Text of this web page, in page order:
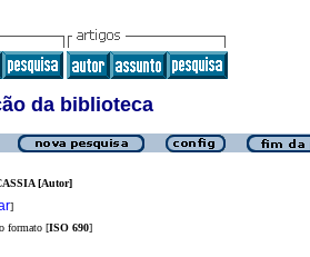
da biblioteca
[Autor]
]
formato [ISO 690]